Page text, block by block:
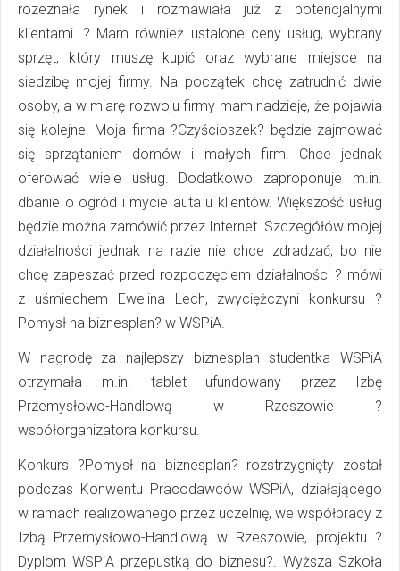
rozeznała rynek i rozmawiała już z potencjalnymi
klientami. ? Mam również ustalone ceny usług, wybrany
sprzęt, który muszę kupić oraz wybrane miejsce na
siedzibę mojej firmy. Na początek chcę zatrudnić dwie
osoby, a w miarę rozwoju firmy mam nadzieję, że pojawia
się kolejne. Moja firma ?Czyścioszek? będzie zajmować
się sprzątaniem domów i małych firm. Chce jednak
oferować wiele usług. Dodatkowo zaproponuje m.in.
dbanie o ogród i mycie auta u klientów. Większość usług
będzie można zamówić przez Internet. Szczegółów mojej
działalności jednak na razie nie chce zdradzać, bo nie
chcę zapeszać przed rozpoczęciem działalności ? mówi
z uśmiechem Ewelina Lech, zwyciężczyni konkursu ?
Pomysł na biznesplan? w WSPiA.
W nagrodę za najlepszy biznesplan studentka WSPiA
otrzymała m.in. tablet ufundowany przez Izbę
Przemysłowo-Handlową w Rzeszowie ?
współorganizatora konkursu.
Konkurs ?Pomysł na biznesplan? rozstrzygnięty został
podczas Konwentu Pracodawców WSPiA, działającego
w ramach realizowanego przez uczelnię, we współpracy z
Izbą Przemysłowo-Handlową w Rzeszowie, projektu ?
Dyplom WSPiA przepustką do biznesu?. Wyższa Szkoła